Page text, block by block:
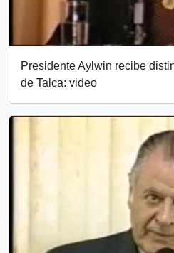
Presidente Aylwin recibe
de Talca: video